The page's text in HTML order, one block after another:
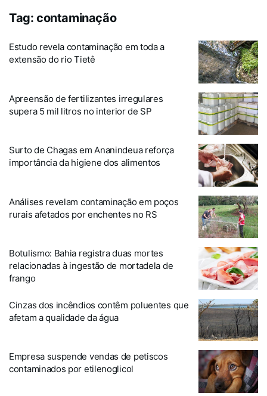
Tag: contaminação
Estudo revela contaminação em toda a
extensão do rio Tietê
Apreensão de fertilizantes irregulares
supera 5 mil litros no interior de SP
Surto de Chagas em Ananindeua reforça
importância da higiene dos alimentos
Análises revelam contaminação em poços
rurais afetados por enchentes no RS
Botulismo: Bahia registra duas mortes
relacionadas à ingestão de mortadela de
frango
Cinzas dos incêndios contêm poluentes que
afetam a qualidade da água
Empresa suspende vendas de petiscos
contaminados por etilenoglicol